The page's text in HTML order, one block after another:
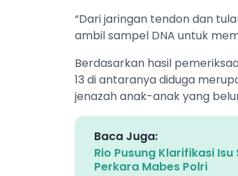
“Dari jaringan tendon dan
ambil sampel DNA untuk
Berdasarkan hasil
13 di antaranya diduga
jenazah anak-anak yang
Baca Juga:
Rio Pusung Klarifikasi
Perkara Mabes Polri